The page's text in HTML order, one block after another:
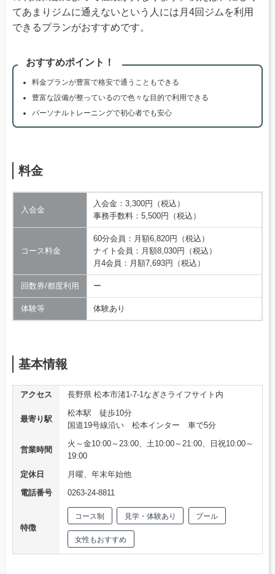
てあまりジムに通えないという人には月4回ジムを利用
できるプランがおすすめです。
おすすめポイント！
料金プランが豊富で格安で通うこともできる
豊富な設備が整っているので色々な目的で利用できる
パーソナルトレーニングで初心者でも安心
料金
入会金
入会金：3,300円（税込）
事務手数料：5,500円（税込）
コース料金
60分会員：月額6,820円（税込）
ナイト会員：月額8,030円（税込）
月4会員：月額7,693円（税込）
回数券/都度利用 ー
体験等 体験あり
基本情報
アクセス 長野県 松本市渚1-7-1なぎさライフサイト内
最寄り駅
松本駅 徒歩10分
国道19号線沿い 松本インター 車で5分
営業時間
火～金10:00～23:00、土10:00～21:00、日祝10:00～
19:00
定休日
月曜、年末年始他
電話番号
0263-24-8811
特徴
コース制 見学・体験あり プール
女性もおすすめ